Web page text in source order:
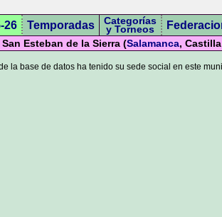
26 Temporadas Categorías
y Torneos
San Esteban de la Sierra (Salamanca,
la base de datos ha tenido su sede social en este